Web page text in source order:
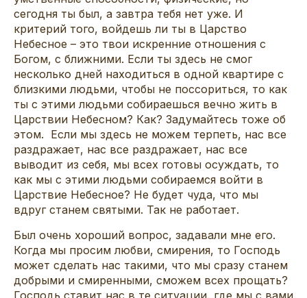
сегодня ты был, а завтра тебя нет уже. И
критерий того, войдешь ли ты в Царство
Небесное – это твои искренние отношения с
Богом, с ближними. Если ты здесь не смог
несколько дней находиться в одной квартире с
близкими людьми, чтобы не поссориться, то как
ты с этими людьми собираешься вечно жить в
Царствии Небесном? Как? Задумайтесь тоже об
этом. Если мы здесь не можем терпеть, нас все
раздражает, нас все раздражает, нас все
выводит из себя, мы всех готовы осуждать, то
как мы с этими людьми собираемся войти в
Царствие Небесное? Не будет чуда, что мы
вдруг станем святыми. Так не работает.
Был очень хороший вопрос, задавали мне его.
Когда мы просим любви, смирения, то Господь
может сделать нас такими, что мы сразу станем
добрыми и смиренными, сможем всех прощать?
Господь ставит нас в те ситуации, где мы с вами